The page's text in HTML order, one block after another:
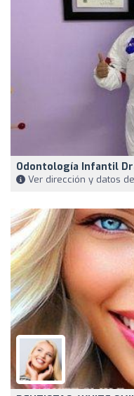
Odontología Infantil
Ver dirección y datos